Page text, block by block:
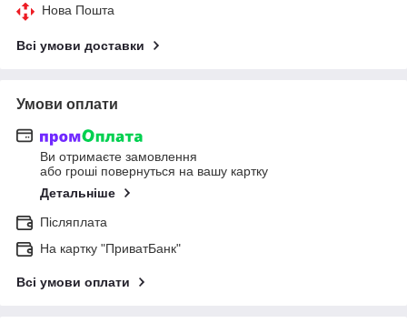
Нова Пошта
Всі умови доставки
Умови оплати
Ви отримаєте замовлення
або гроші повернуться на вашу картку
Детальніше
Післяплата
На картку "ПриватБанк"
Всі умови оплати